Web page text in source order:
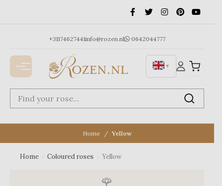
+31174627441info@rozen.nl 0642044777
▼
Home Yellow
Home Coloured roses Yellow